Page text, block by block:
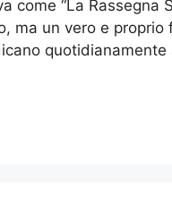
come “La Rassegna
ma un vero e
quotidianamente